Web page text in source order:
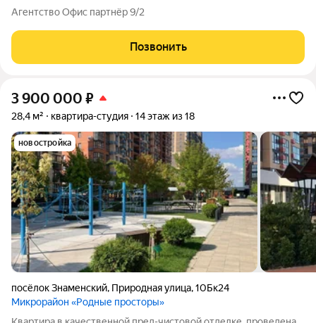
жилой комплекс в едином архитектурном стиле, своя школа,
детский сад, муниципальная поликлиника, уже открыт
красивейший парк, ставший
Агентство Офис партнёр 9/2
Позвонить
3 900 000 ₽
28,4 м² квартира-студия 14 этаж из 18
новостройка
посёлок Знаменский, Природная улица,10Бк24
Микрорайон «Родные просторы»